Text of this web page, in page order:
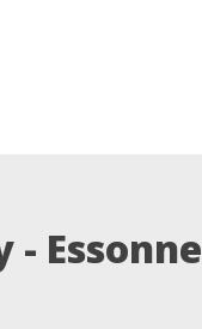
- Essonne